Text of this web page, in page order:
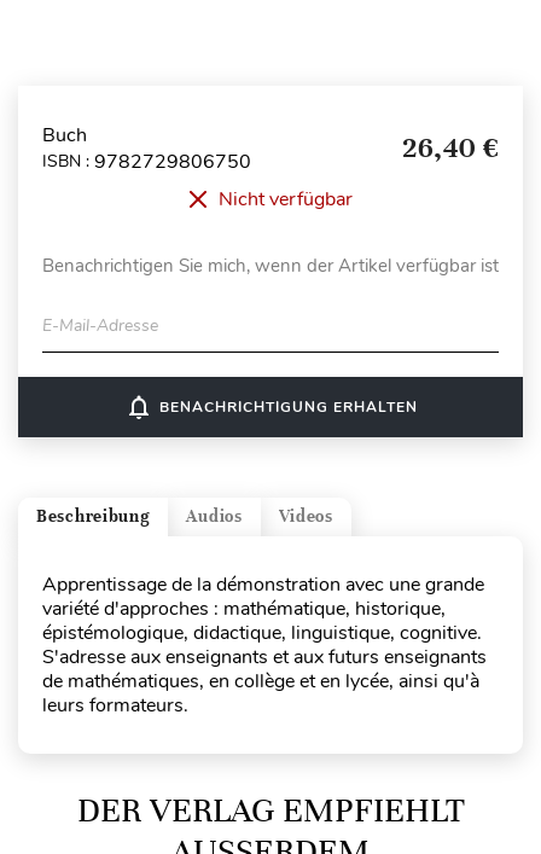
Buch
ISBN : 9782729806750 26,40 €
Nicht verfügbar
Benachrichtigen Sie mich, wenn der Artikel verfügbar ist
E-Mail-Adresse
notifications_none BENACHRICHTIGUNG ERHALTEN
Videos
Audios
Beschreibung
Apprentissage de la démonstration avec une grande
variété d'approches : mathématique, historique,
épistémologique, didactique, linguistique, cognitive.
S'adresse aux enseignants et aux futurs enseignants
de mathématiques, en collège et en lycée, ainsi qu'à
leurs formateurs.
DER VERLAG EMPFIEHLT